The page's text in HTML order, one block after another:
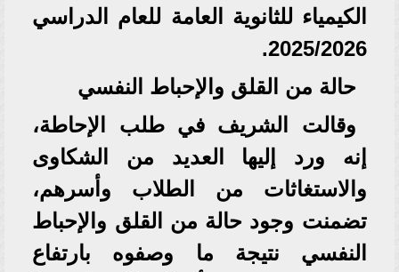
الكيمياء للثانوية العامة للعام الدراسي
2025/2026.
حالة من القلق والإحباط النفسي
وقالت الشريف في طلب الإحاطة،
إنه ورد إليها العديد من الشكاوى
والاستغاثات من الطلاب وأسرهم،
تضمنت وجود حالة من القلق والإحباط
النفسي نتيجة ما وصفوه بارتفاع